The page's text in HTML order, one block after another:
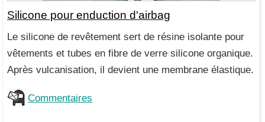
Silicone pour enduction d'airbag
Le silicone de revêtement sert de résine isolante pour
vêtements et tubes en fibre de verre silicone organique.
Après vulcanisation, il devient une membrane élastique.
Commentaires